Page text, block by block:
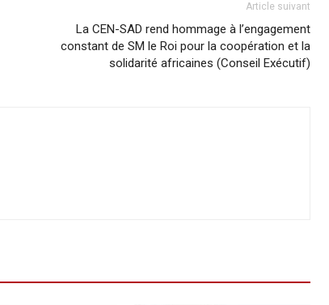
Article suivant
La CEN-SAD rend hommage à l’engagement
constant de SM le Roi pour la coopération et la
solidarité africaines (Conseil Exécutif)